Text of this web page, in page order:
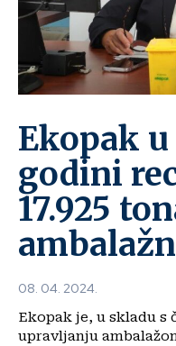
Ekopak
godini
17.925
08. 04. 2024.
Ekopak je, u skladu s
upravljanju